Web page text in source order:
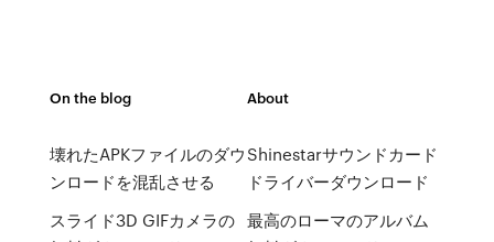
On the blog
壊れたAPKファイルのダウ
ンロードを混乱させる
スライド3D GIFカメラの
About
Shinestarサウンドカード
ドライバーダウンロード
最高のローマのアルバム